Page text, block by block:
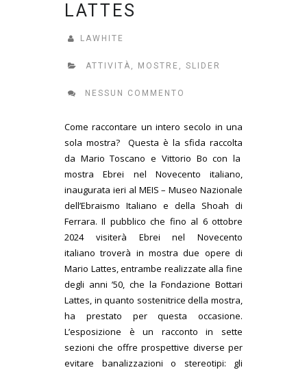
LATTES
LAWHITE
ATTIVITÀ , MOSTRE , SLIDER
NESSUN COMMENTO
Come raccontare un intero secolo in una
sola mostra? Questa è la sfida raccolta
da Mario Toscano e Vittorio Bo con la
mostra Ebrei nel Novecento italiano,
inaugurata ieri al MEIS – Museo Nazionale
dell’Ebraismo Italiano e della Shoah di
Ferrara. Il pubblico che fino al 6 ottobre
2024 visiterà Ebrei nel Novecento
italiano troverà in mostra due opere di
Mario Lattes, entrambe realizzate alla fine
degli anni ’50, che la Fondazione Bottari
Lattes, in quanto sostenitrice della mostra,
ha prestato per questa occasione.
L’esposizione è un racconto in sette
sezioni che offre prospettive diverse per
evitare banalizzazioni o stereotipi: gli